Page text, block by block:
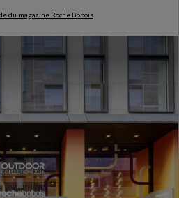
du magazine Roche Bobois
Milan Design Week 2026